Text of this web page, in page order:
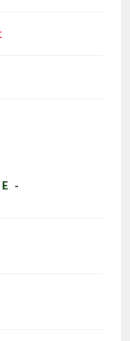
-